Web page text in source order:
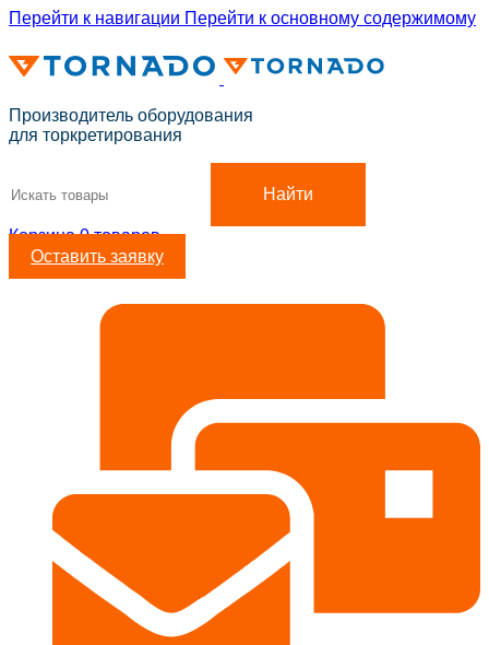
Перейти к навигации Перейти к основному содержимому
Производитель оборудования
для торкретирования
Найти
Корзина0товаров
Оставить заявку